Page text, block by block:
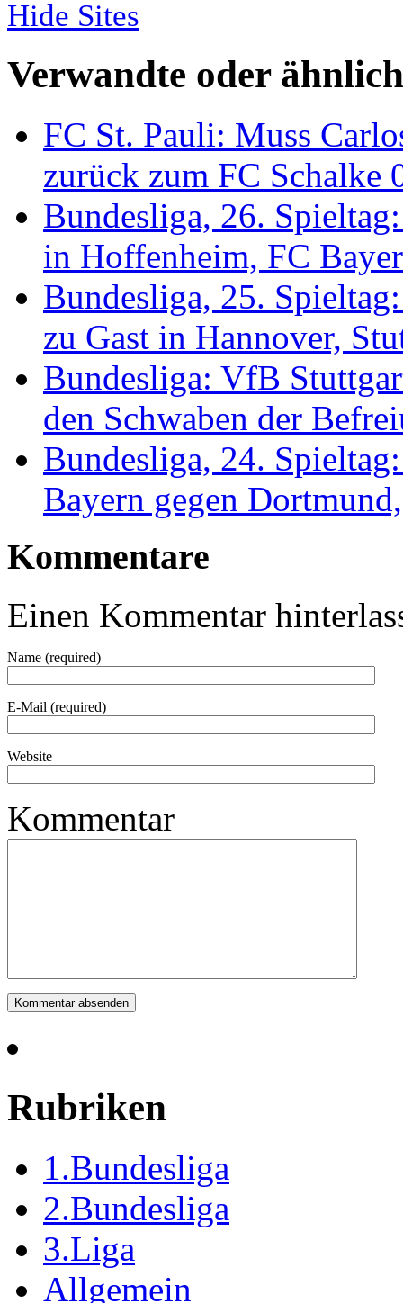
Hide Sites
Verwandte oder
FC St. Pauli: Muss
zurück zum FC Schalke
Bundesliga, 26.
in Hoffenheim, FC
Bundesliga, 25.
zu Gast in Hannover,
Bundesliga: VfB
den Schwaben der
Bundesliga, 24.
Bayern gegen
Kommentare
Einen Kommentar
Name (required)
E-Mail (required)
Website
Kommentar
Rubriken
1.Bundesliga
2.Bundesliga
3.Liga
Allgemein